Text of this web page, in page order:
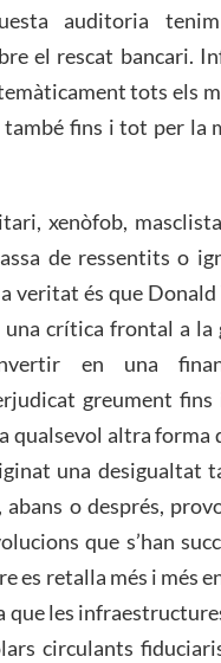
auditoria
el rescat bancari.
tots els
fins i tot per la
xenòfob,
de ressentits o
veritat és que
una crítica frontal a
en una
greument
qualsevol altra forma
una desigualtat
abans o després,
que s’han
es retalla més i més
que les
circulants